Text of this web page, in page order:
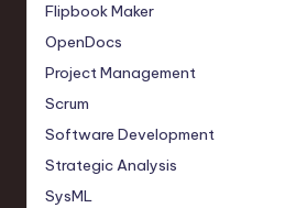
Flipbook Maker
OpenDocs
Project Management
Scrum
Software Development
Strategic Analysis
SysML